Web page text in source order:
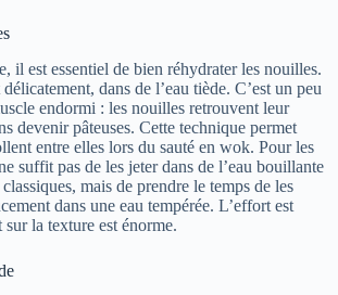
il est essentiel de bien réhydrater les nouilles.
dans de l’eau tiède. C’est un peu
endormi : les nouilles retrouvent leur
devenir pâteuses. Cette technique permet
entre elles lors du sauté en wok. Pour les
suffit pas de les jeter dans de l’eau bouillante
mais de prendre le temps de les
dans une eau tempérée. L’effort est
la texture est énorme.